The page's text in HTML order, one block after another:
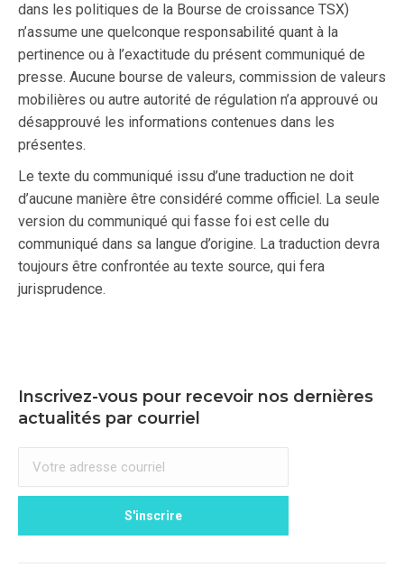
dans les politiques de la Bourse de croissance TSX)
n’assume une quelconque responsabilité quant à la
pertinence ou à l’exactitude du présent communiqué de
presse. Aucune bourse de valeurs, commission de valeurs
mobilières ou autre autorité de régulation n’a approuvé ou
désapprouvé les informations contenues dans les
présentes.
Le texte du communiqué issu d’une traduction ne doit
d’aucune manière être considéré comme officiel. La seule
version du communiqué qui fasse foi est celle du
communiqué dans sa langue d’origine. La traduction devra
toujours être confrontée au texte source, qui fera
jurisprudence.
Inscrivez-vous pour recevoir nos dernières
actualités par courriel